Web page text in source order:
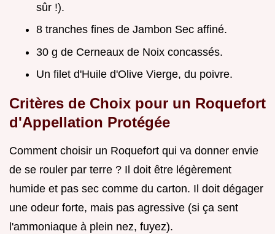
sûr !).
8 tranches fines de Jambon Sec affiné.
30 g de Cerneaux de Noix concassés.
Un filet d'Huile d'Olive Vierge, du poivre.
Critères de Choix pour un Roquefort
d'Appellation Protégée
Comment choisir un Roquefort qui va donner envie
de se rouler par terre ? Il doit être légèrement
humide et pas sec comme du carton. Il doit dégager
une odeur forte, mais pas agressive (si ça sent
l'ammoniaque à plein nez, fuyez).